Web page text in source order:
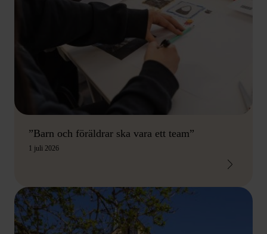
”Barn och föräldrar ska vara ett team”
1 juli 2026